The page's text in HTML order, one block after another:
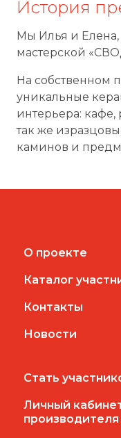
История
Мы Илья и Елена,
мастерской
На собственном
уникальные
интерьера:
так же
каминов и
О проекте
Каталог
Контакты
Новости
Стать
Личный
производителя